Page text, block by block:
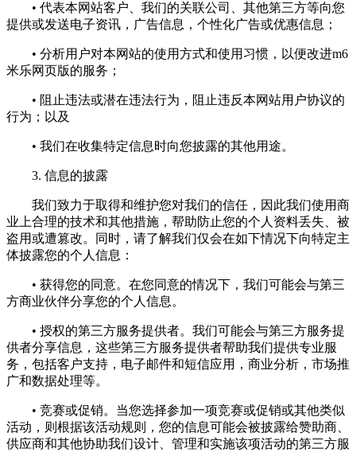
• 代表本网站客户、我们的关联公司、其他第三方等向您
提供或发送电子资讯，广告信息，个性化广告或优惠信息；
• 分析用户对本网站的使用方式和使用习惯，以便改进m6
米乐网页版的服务；
• 阻止违法或潜在违法行为，阻止违反本网站用户协议的
行为；以及
• 我们在收集特定信息时向您披露的其他用途。
3. 信息的披露
我们致力于取得和维护您对我们的信任，因此我们使用商
业上合理的技术和其他措施，帮助防止您的个人资料丢失、被
盗用或遭篡改。同时，请了解我们仅会在如下情况下向特定主
体披露您的个人信息：
• 获得您的同意。在您同意的情况下，我们可能会与第三
方商业伙伴分享您的个人信息。
• 授权的第三方服务提供者。我们可能会与第三方服务提
供者分享信息，这些第三方服务提供者帮助我们提供专业服
务，包括客户支持，电子邮件和短信应用，商业分析，市场推
广和数据处理等。
• 竞赛或促销。当您选择参加一项竞赛或促销或其他类似
活动，则根据该活动规则，您的信息可能会被披露给赞助商、
供应商和其他协助我们设计、管理和实施该项活动的第三方服